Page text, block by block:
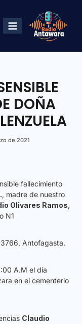
DOÑA
de 2021
fallecimiento
, madre de nuestro
Olivares Ramos,
N1
Antofagasta.
A.M el día
en el cementerio
Claudio